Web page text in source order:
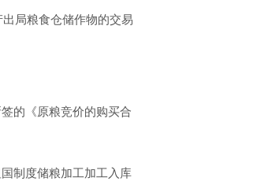
局粮食仓储作物的交易
的《原粮竞价的购买合
制度储粮加工加工入库